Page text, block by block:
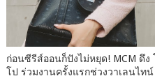
ก่อนซีรีส์ออนก็ปังไม่หยุด! MCM ดึ
โป ร่วมงานครั้งแรกช่วงวาเลนไทน์